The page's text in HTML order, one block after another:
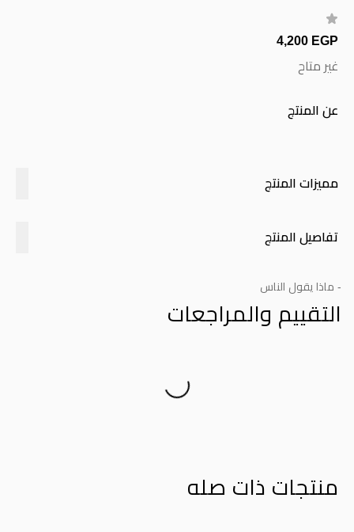
4,200 EGP
غير متاح
عن المنتج
مميزات المنتج
تفاصيل المنتج
- ماذا يقول الناس
التقييم والمراجعات
منتجات ذات صله